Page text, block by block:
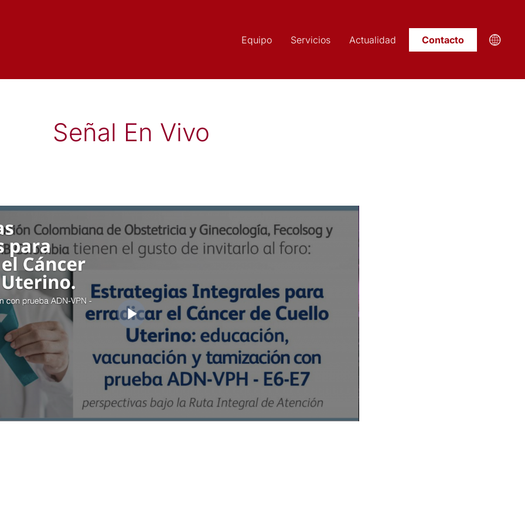
Equipo Servicios Actualidad Contacto
Señal En Vivo